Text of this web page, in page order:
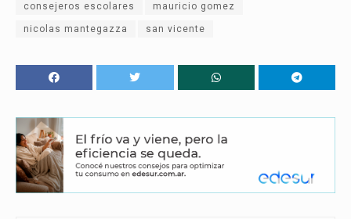
consejeros escolares mauricio gomez
nicolas mantegazza san vicente